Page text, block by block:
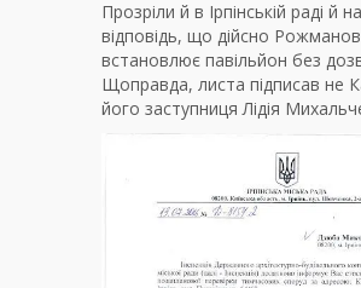
Прозріли й в Ірпінській раді й
відповідь, що дійсно Рожманов
встановлює павільйон без
Щоправда, листа підписав не
його заступниця Лідія